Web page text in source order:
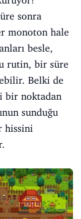
sonra
monoton hale
besle,
rutin, bir süre
Belki de
bir noktadan
sunduğu
hissini